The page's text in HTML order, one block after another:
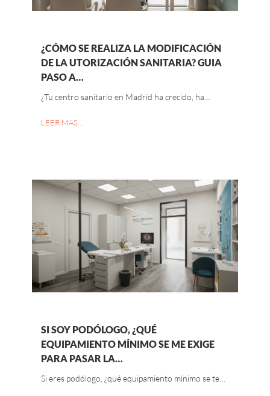
¿CÓMO SE REALIZA LA MODIFICACIÓN
DE LA UTORIZACIÓN SANITARIA? GUIA
PASO A…
¿Tu centro sanitario en Madrid ha crecido, ha…
LEER MAS…
SI SOY PODÓLOGO, ¿QUÉ
EQUIPAMIENTO MÍNIMO SE ME EXIGE
PARA PASAR LA…
Si eres podólogo, ¿qué equipamiento mínimo se te…